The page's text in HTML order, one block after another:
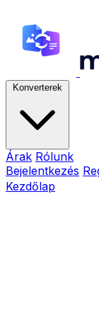
Konverterek
Árak Rólunk
Bejelentkezés
Kezdőlap